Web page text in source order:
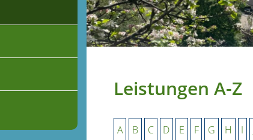
Leistungen A-Z
A B C D E F G H I